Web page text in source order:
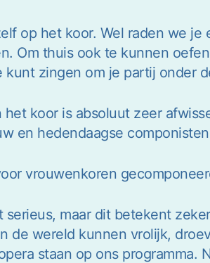
op het koor. Wel raden we
Om thuis ook te kunnen
kunt zingen om je partij onder
koor is absoluut zeer
en hedendaagse
vrouwenkoren
serieus, maar dit betekent
de wereld kunnen vrolijk,
staan op ons programma.